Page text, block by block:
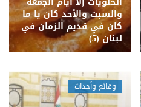
والسبت والأحد كان يا ما
كان في قديم الزمان في
لبنان (5)
وقائع وأحداث